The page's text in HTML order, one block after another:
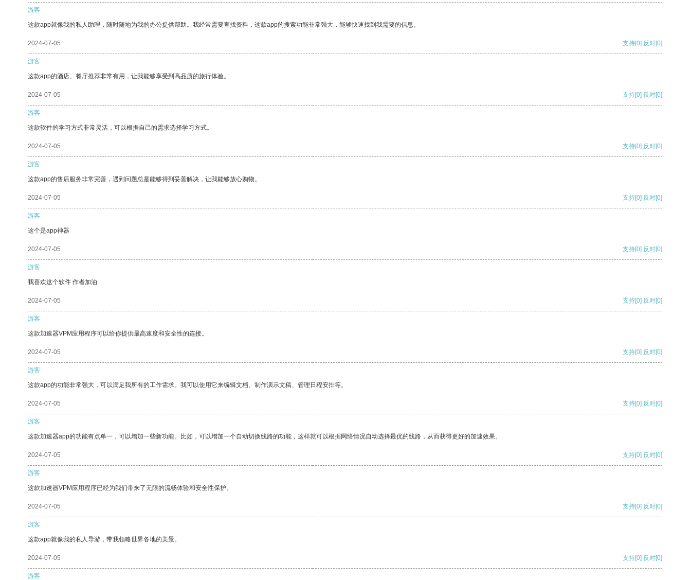
游客
这款app就像我的私人助理，随时随地为我的办公提供帮助。我经常需要查找资料，这款app的搜索功能非常强大，能够快速找到我需要的信息。
2024-07-05 支持[0] 反对[0]
游客
这款app的酒店、餐厅推荐非常有用，让我能够享受到高品质的旅行体验。
2024-07-05 支持[0] 反对[0]
游客
这款软件的学习方式非常灵活，可以根据自己的需求选择学习方式。
2024-07-05 支持[0] 反对[0]
游客
这款app的售后服务非常完善，遇到问题总是能够得到妥善解决，让我能够放心购物。
2024-07-05 支持[0] 反对[0]
游客
这个是app神器
2024-07-05 支持[0] 反对[0]
游客
我喜欢这个软件 作者加油
2024-07-05 支持[0] 反对[0]
游客
这款加速器VPM应用程序可以给你提供最高速度和安全性的连接。
2024-07-05 支持[0] 反对[0]
游客
这款app的功能非常强大，可以满足我所有的工作需求。我可以使用它来编辑文档、制作演示文稿、管理日程安排等。
2024-07-05 支持[0] 反对[0]
游客
这款加速器app的功能有点单一，可以增加一些新功能。比如，可以增加一个自动切换线路的功能，这样就可以根据网络情况自动选择最优的线路，从而获得更好的加速效果。
2024-07-05 支持[0] 反对[0]
游客
这款加速器VPM应用程序已经为我们带来了无限的流畅体验和安全性保护。
2024-07-05 支持[0] 反对[0]
游客
这款app就像我的私人导游，带我领略世界各地的美景。
2024-07-05 支持[0] 反对[0]
游客